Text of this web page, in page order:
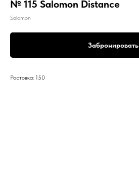
№ 115 Salomon Distance
Salomon
Забронировать
Ростовка: 150